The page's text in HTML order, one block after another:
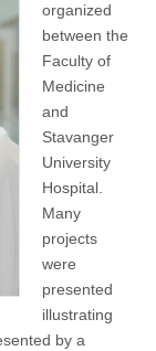
organized
between the
Faculty of
Medicine
and
Stavanger
University
Hospital.
Many
projects
were
presented
illustrating
by a